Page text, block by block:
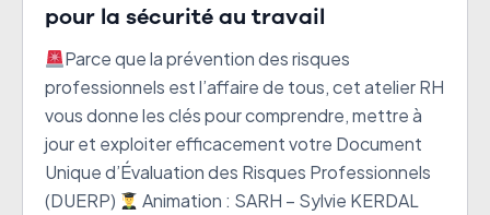
pour la sécurité au travail
Parce que la prévention des risques
professionnels est l’affaire de tous, cet atelier RH
vous donne les clés pour comprendre, mettre à
jour et exploiter efficacement votre Document
Unique d’Évaluation des Risques Professionnels
(DUERP)
Animation : SARH – Sylvie KERDAL